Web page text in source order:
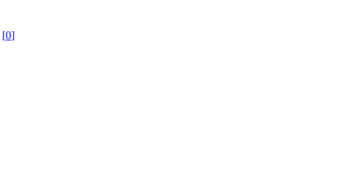
[0]